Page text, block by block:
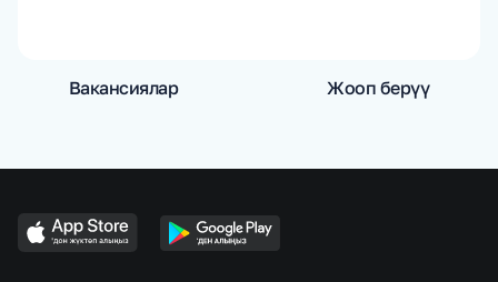
Вакансиялар Жооп берүү